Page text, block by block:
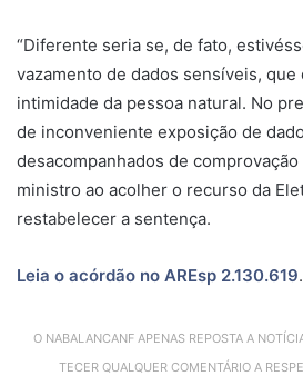
“Diferente seria se, de fato,
vazamento de dados sensíveis,
intimidade da pessoa natural. No
de inconveniente exposição de
desacompanhados de
ministro ao acolher o recurso da
restabelecer a sentença.
Leia o acórdão no AREsp 2.130.619.
O NABALANCANF APENAS REPOSTA A
TECER QUALQUER COMENTÁRIO A